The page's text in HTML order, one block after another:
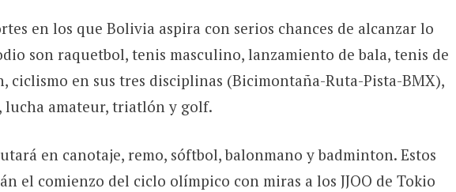
en los que Bolivia aspira con serios chances de alcanzar lo
son raquetbol, tenis masculino, lanzamiento de bala, tenis de
ciclismo en sus tres disciplinas (Bicimontaña-Ruta-Pista-BMX),
amateur, triatlón y golf.
en canotaje, remo, sóftbol, balonmano y badminton. Estos
el comienzo del ciclo olímpico con miras a los JJOO de Tokio